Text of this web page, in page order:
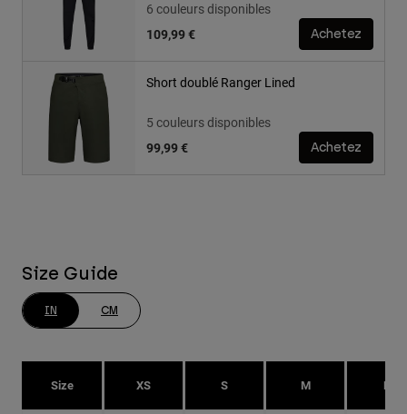
6 couleurs disponibles
109,99 €
Achetez
Short doublé Ranger Lined
5 couleurs disponibles
99,99 €
Achetez
Size Guide
IN CM
Size XS S M L